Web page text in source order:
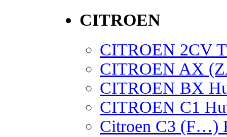
CITROEN
CITROEN 2CV
CITROEN AX
CITROEN BX
CITROEN C1
Citroen C3 (F…)